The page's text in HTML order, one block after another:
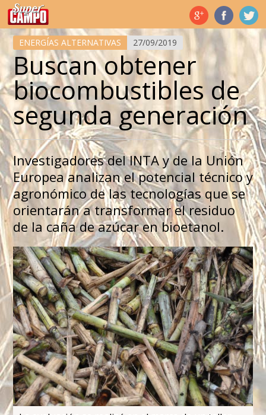
Temas de hoy
ENERGÍAS ALTERNATIVAS 27/09/2019
Buscan obtener
biocombustibles de
segunda generación
Investigadores del INTA y de la Unión
Europea analizan el potencial técnico y
agronómico de las tecnologías que se
orientarán a transformar el residuo
de la caña de azúcar en bioetanol.